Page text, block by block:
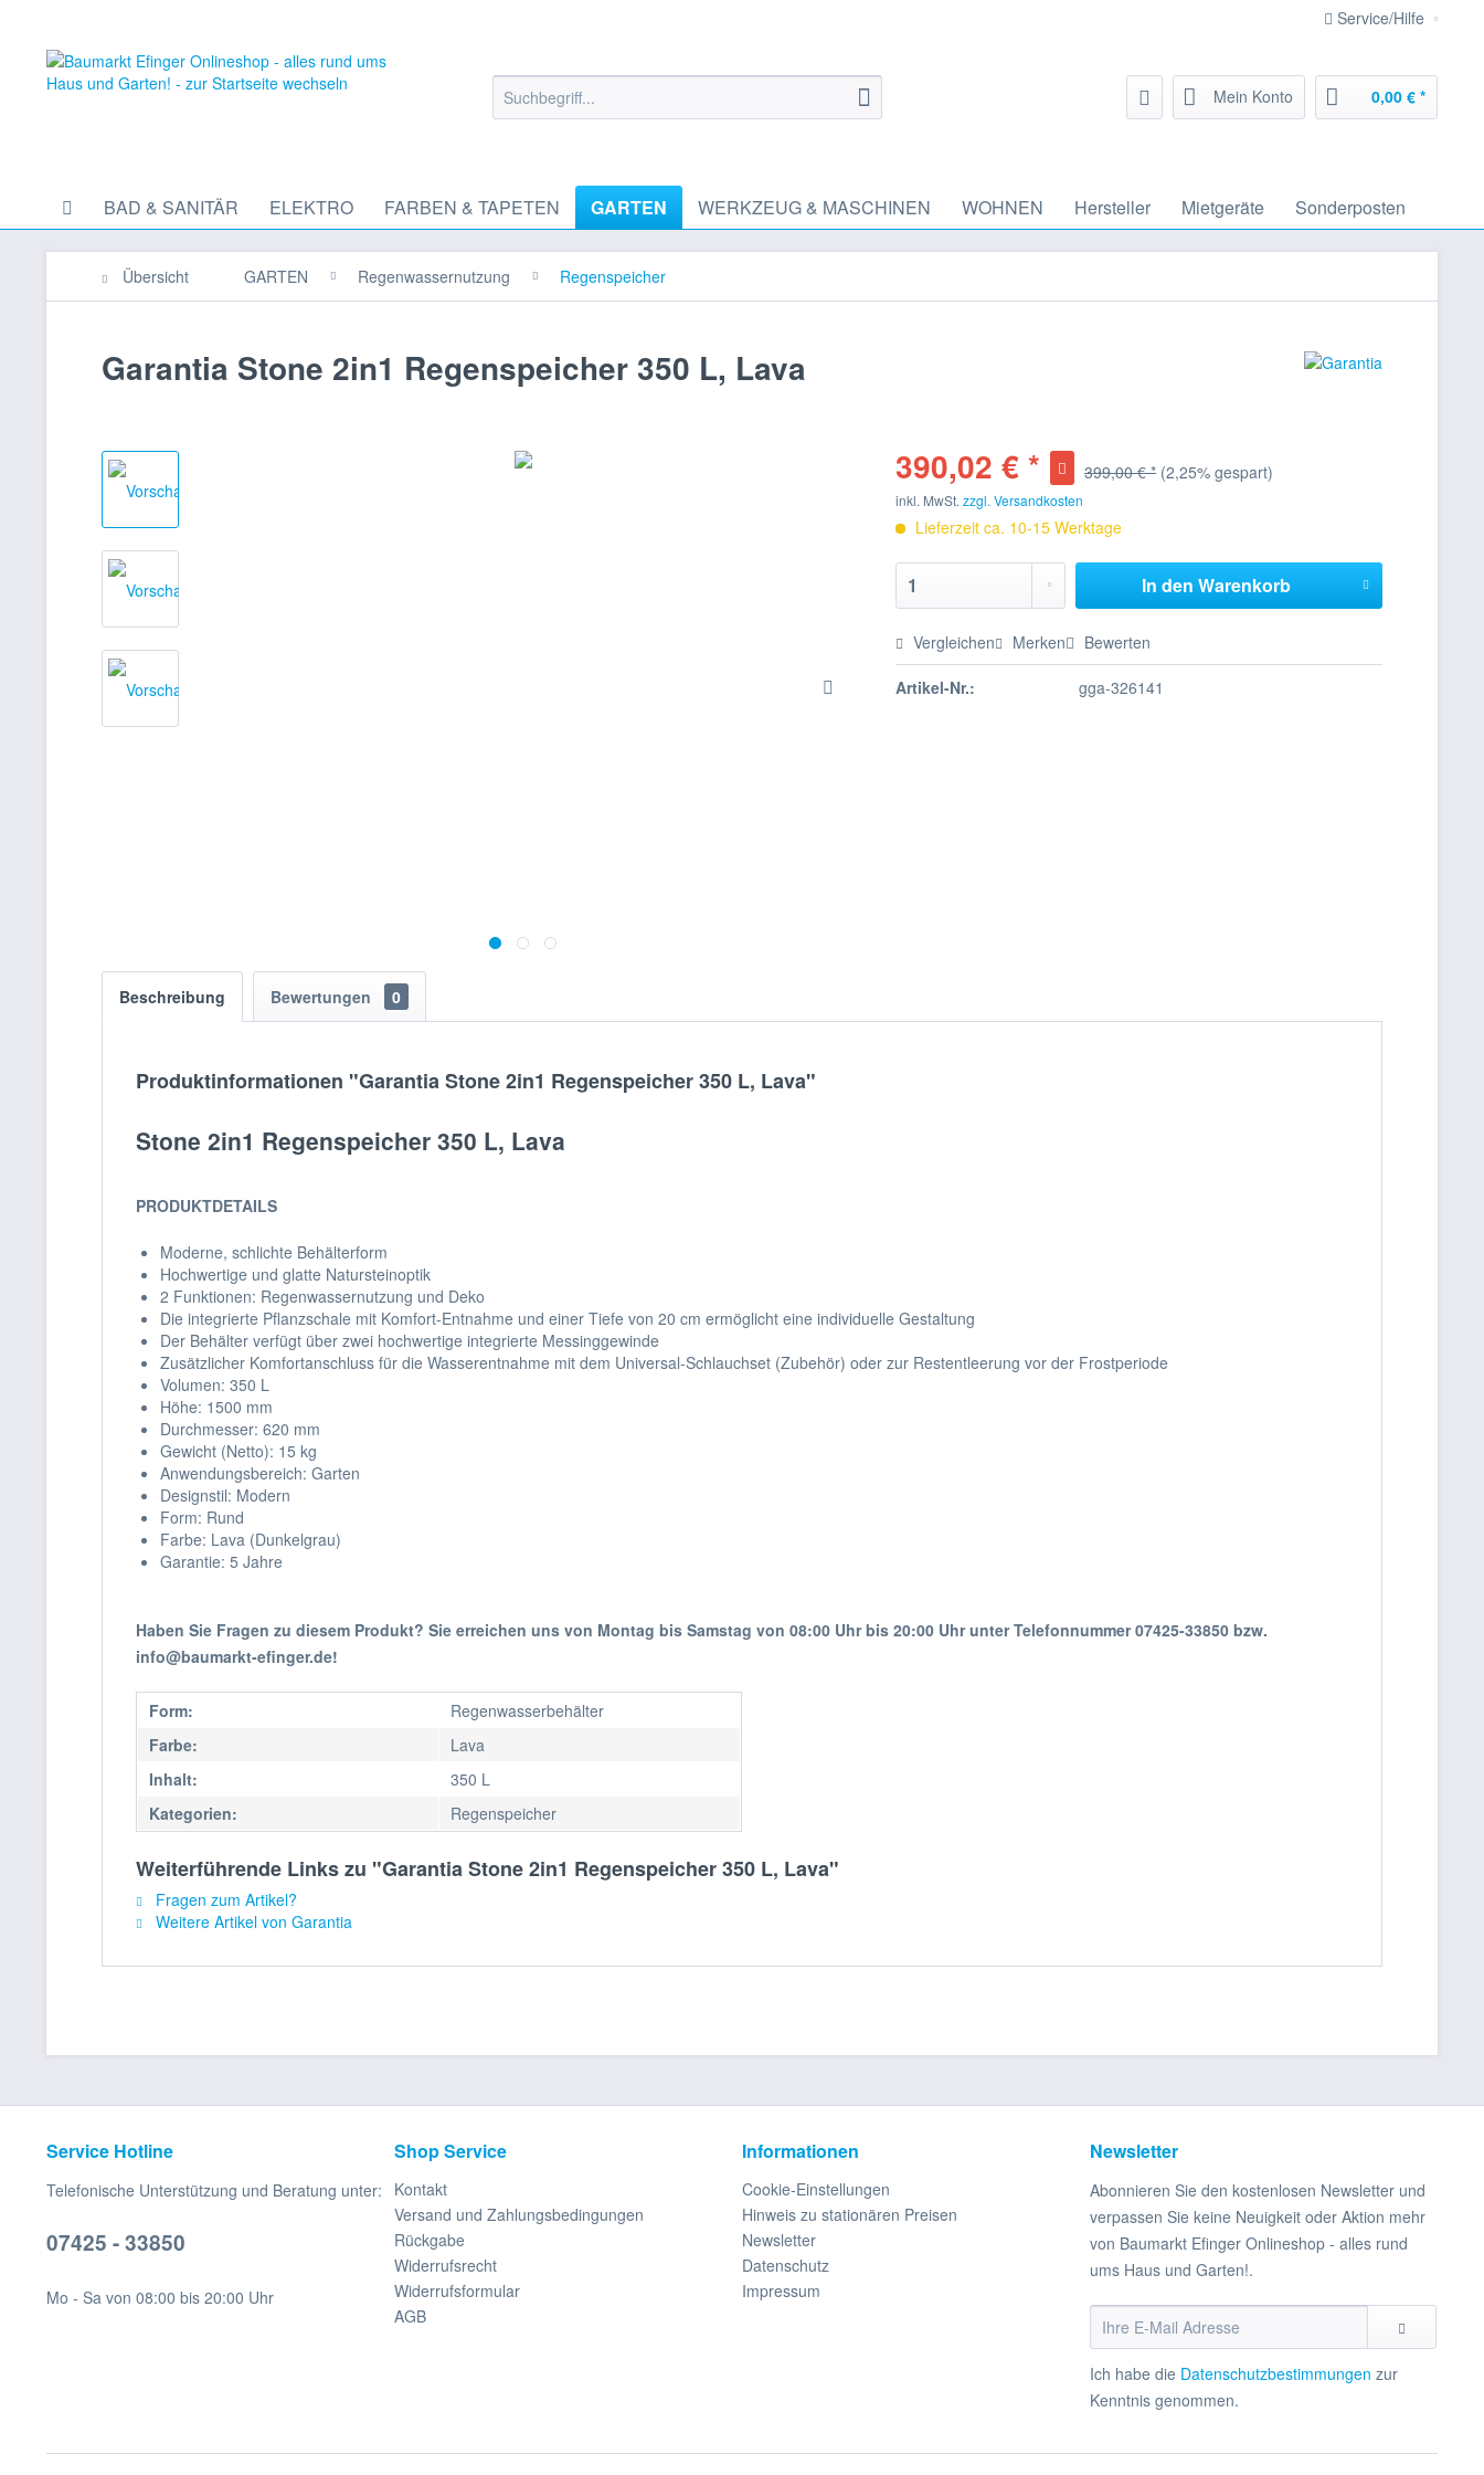
Service/Hilfe
Mein Konto 0,00 € *
BAD & SANITÄR ELEKTRO FARBEN & TAPETEN GARTEN WERKZEUG & MASCHINEN WOHNEN Hersteller Mietgeräte Sonderposten
Übersicht GARTEN Regenwassernutzung Regenspeicher
Garantia Stone 2in1 Regenspeicher 350 L, Lava
390,02 € * 399,00 € * (2,25% gespart)
inkl. MwSt.zzgl. Versandkosten
Lieferzeit ca. 10-15 Werktage
In den Warenkorb
Vergleichen Merken Bewerten
Artikel-Nr.: gga-326141
Beschreibung Bewertungen 0
Produktinformationen "Garantia Stone 2in1 Regenspeicher 350 L, Lava"
Stone 2in1 Regenspeicher 350 L, Lava
PRODUKTDETAILS
Moderne, schlichte Behälterform
Hochwertige und glatte Natursteinoptik
2 Funktionen: Regenwassernutzung und Deko
Die integrierte Pflanzschale mit Komfort-Entnahme und einer Tiefe von 20 cm ermöglicht eine individuelle Gestaltung
Der Behälter verfügt über zwei hochwertige integrierte Messinggewinde
Zusätzlicher Komfortanschluss für die Wasserentnahme mit dem Universal-Schlauchset (Zubehör) oder zur Restentleerung vor der Frostperiode
Volumen: 350 L
Höhe: 1500 mm
Durchmesser: 620 mm
Gewicht (Netto): 15 kg
Anwendungsbereich: Garten
Designstil: Modern
Form: Rund
Farbe: Lava (Dunkelgrau)
Garantie: 5 Jahre
Haben Sie Fragen zu diesem Produkt? Sie erreichen uns von Montag bis Samstag von 08:00 Uhr bis 20:00 Uhr unter Telefonnummer 07425-33850 bzw.
info@baumarkt-efinger.de!
Form:
Regenwasserbehälter
Farbe:
Lava
Inhalt:
350 L
Kategorien:
Regenspeicher
Weiterführende Links zu "Garantia Stone 2in1 Regenspeicher 350 L, Lava"
Fragen zum Artikel?
Weitere Artikel von Garantia
Service Hotline
Telefonische Unterstützung und Beratung unter:
07425 - 33850
Mo - Sa von 08:00 bis 20:00 Uhr
Shop Service
Kontakt
Versand und Zahlungsbedingungen
Rückgabe
Widerrufsrecht
Widerrufsformular
AGB
Informationen
Cookie-Einstellungen
Hinweis zu stationären Preisen
Newsletter
Datenschutz
Impressum
Newsletter
Abonnieren Sie den kostenlosen Newsletter und
verpassen Sie keine Neuigkeit oder Aktion mehr
von Baumarkt Efinger Onlineshop - alles rund
ums Haus und Garten!.
Ich habe die Datenschutzbestimmungen zur
Kenntnis genommen.